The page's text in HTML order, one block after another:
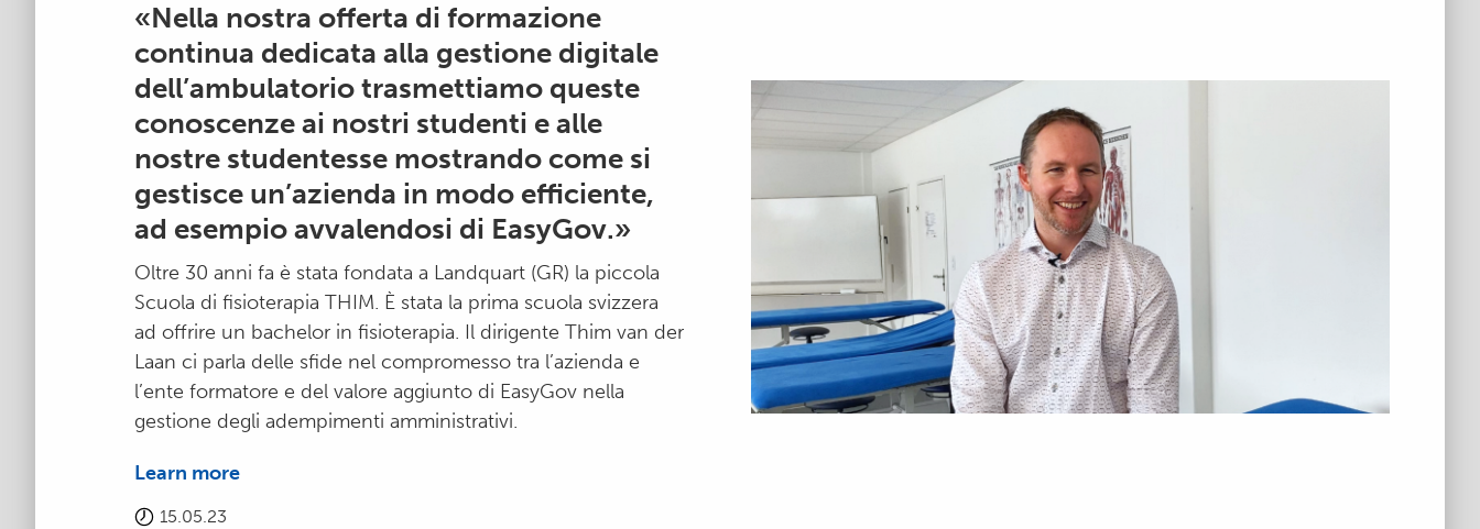
«Nella nostra offerta di formazione
continua dedicata alla gestione digitale
dell’ambulatorio trasmettiamo queste
conoscenze ai nostri studenti e alle
nostre studentesse mostrando come si
gestisce un’azienda in modo efficiente,
ad esempio avvalendosi di EasyGov.»
Oltre 30 anni fa è stata fondata a Landquart (GR) la piccola
Scuola di fisioterapia THIM. È stata la prima scuola svizzera
ad offrire un bachelor in fisioterapia. Il dirigente Thim van der
Laan ci parla delle sfide nel compromesso tra l’azienda e
l’ente formatore e del valore aggiunto di EasyGov nella
gestione degli adempimenti amministrativi.
Learn more
15.05.23